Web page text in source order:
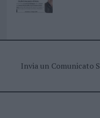
Invia un Comunicato